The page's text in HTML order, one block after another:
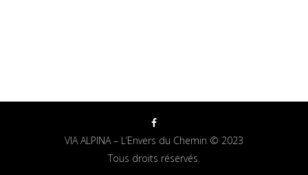
VIA ALPINA – L’Envers du Chemin © 2023
Tous droits réservés.